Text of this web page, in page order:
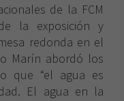
de la FCM
la exposición y
redonda en el
Marín abordó los
que “el agua es
El agua en la